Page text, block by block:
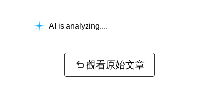
AI is analyzing...
觀看原始文章